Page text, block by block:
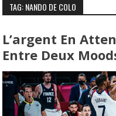
TAG: NANDO DE COLO
L’argent En
Entre Deux